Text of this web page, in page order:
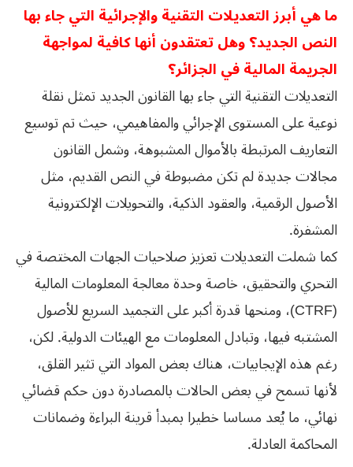
ما هي أبرز التعديلات التقنية والإجرائية التي جاء بها
النص الجديد؟ وهل تعتقدون أنها كافية لمواجهة
الجريمة المالية في الجزائر؟
التعديلات التقنية التي جاء بها القانون الجديد تمثل نقلة
نوعية على المستوى الإجرائي والمفاهيمي، حيث تم توسيع
التعاريف المرتبطة بالأموال المشبوهة، وشمل القانون
مجالات جديدة لم تكن مضبوطة في النص القديم، مثل
الأصول الرقمية، والعقود الذكية، والتحويلات الإلكترونية
المشفرة.
كما شملت التعديلات تعزيز صلاحيات الجهات المختصة في
التحري والتحقيق، خاصة وحدة معالجة المعلومات المالية
(CTRF)، ومنحها قدرة أكبر على التجميد السريع للأصول
المشتبه فيها، وتبادل المعلومات مع الهيئات الدولية. لكن،
رغم هذه الإيجابيات، هناك بعض المواد التي تثير القلق،
لأنها تسمح في بعض الحالات بالمصادرة دون حكم قضائي
نهائي، ما يُعد مساسا خطيرا بمبدأ قرينة البراءة وضمانات
المحاكمة العادلة.